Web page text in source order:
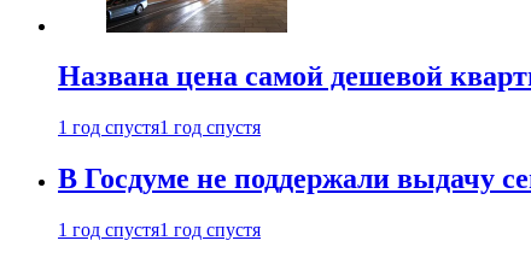
Названа цена самой дешевой
1 год спустя1 год спустя
В Госдуме не поддержали выдачу
1 год спустя1 год спустя